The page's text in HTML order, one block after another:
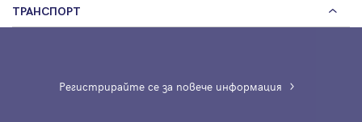
ТРАНСПОРТ
Регистрирайте се за повече информация